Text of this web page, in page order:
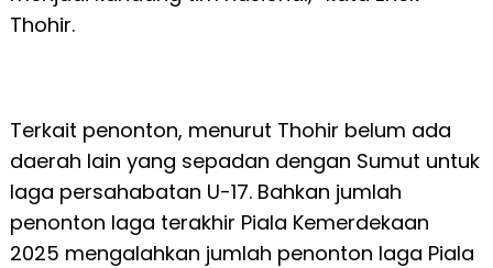
Thohir.
Terkait penonton, menurut Thohir belum ada
daerah lain yang sepadan dengan Sumut untuk
laga persahabatan U-17. Bahkan jumlah
penonton laga terakhir Piala Kemerdekaan
2025 mengalahkan jumlah penonton laga Piala